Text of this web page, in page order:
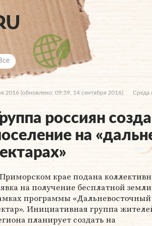
2016 (обновлено: 09:59, 14 сентября 2016) Среда
россиян
на
крае подана
на получение бесплатной
программы «Дальневосточный
Инициативная группа
планирует создать на